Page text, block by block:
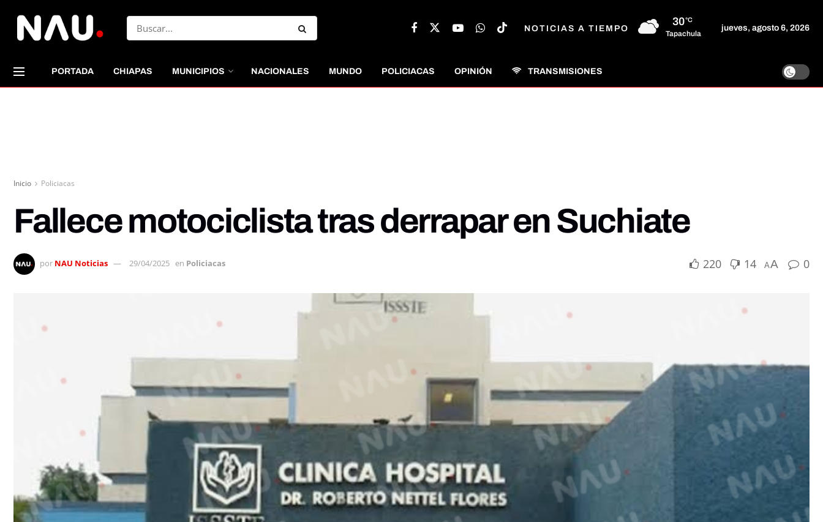
NOTICIAS A TIEMPO
30°C
Tapachula
jueves, agosto 6, 2026
PORTADA CHIAPAS MUNICIPIOS NACIONALES MUNDO POLICIACAS OPINIÓN TRANSMISIONES
Inicio Policiacas
Fallece motociclista tras derrapar en Suchiate
por NAU Noticias 29/04/2025 en Policiacas 220 14 AA 0